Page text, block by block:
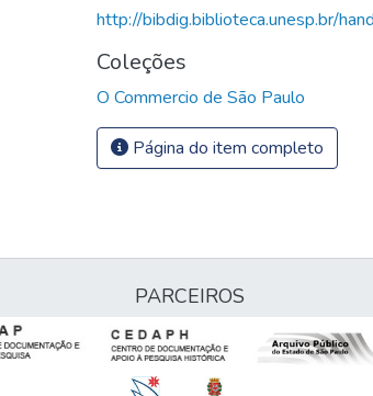
http://bibdig.biblioteca.unesp.br/
Coleções
O Commercio de São Paulo
Página do item completo
PARCEIROS